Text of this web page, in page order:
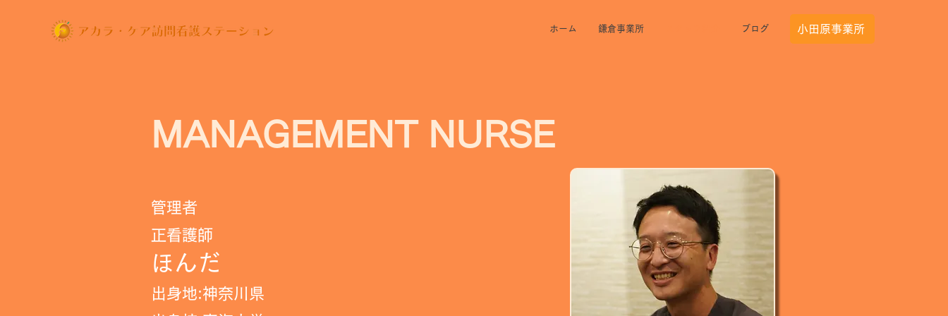
ホーム 鎌倉事業所 ブログ 小田原事業所
MANAGEMENT NURSE
​管理者
正看護師
ほんだ
​出身地:神奈川県